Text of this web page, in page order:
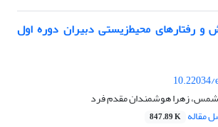
و رفتارهای محیط‌زیستی دبیران دوره اول
شمس، زهرا هوشمندان مقدم فرد
مقاله 847.89 K